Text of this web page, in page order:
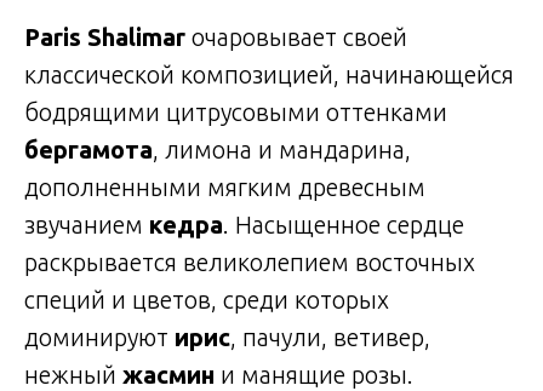
Paris Shalimar очаровывает своей
классической композицией, начинающейся
бодрящими цитрусовыми оттенками
бергамота, лимона и мандарина,
дополненными мягким древесным
звучанием кедра. Насыщенное сердце
раскрывается великолепием восточных
специй и цветов, среди которых
доминируют ирис, пачули, ветивер,
нежный жасмин и манящие розы.